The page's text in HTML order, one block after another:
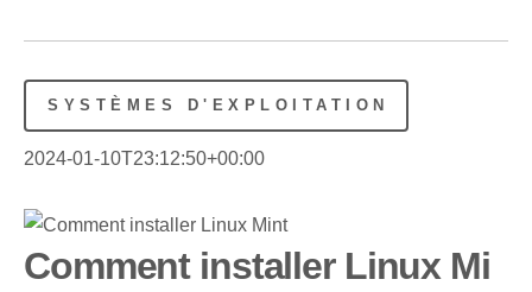
SYSTÈMES D'EXPLOITATION
2024-01-10T23:12:50+00:00
Comment installer Linux Mi